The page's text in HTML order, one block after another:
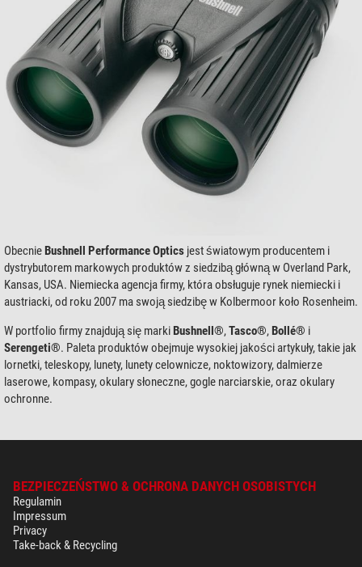
ObecnieBushnell Performance Optics jest światowym producentem i
dystrybutorem markowych produktów z siedzibą główną w Overland Park,
Kansas, USA. Niemiecka agencja firmy, która obsługuje rynek niemiecki i
austriacki, od roku 2007 ma swoją siedzibę w Kolbermoor koło Rosenheim.
W portfolio firmy znajdują się markiBushnell®,Tasco®,Bollé® i
Serengeti®. Paleta produktów obejmuje wysokiej jakości artykuły, takie jak
lornetki, teleskopy, lunety, lunety celownicze, noktowizory, dalmierze
laserowe, kompasy, okulary słoneczne, gogle narciarskie, oraz okulary
ochronne.
BEZPIECZEŃSTWO & OCHRONA DANYCH OSOBISTYCH
Regulamin
Impressum
Privacy
Take-back & Recycling